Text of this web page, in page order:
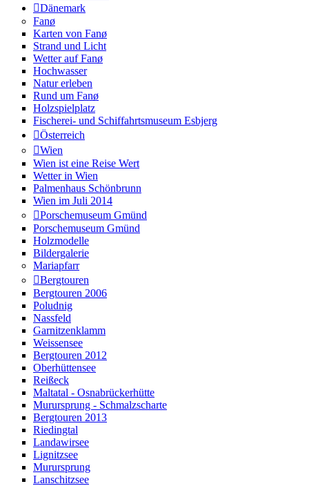
Dänemark
Fanø
Karten von Fanø
Strand und Licht
Wetter auf Fanø
Hochwasser
Natur erleben
Rund um Fanø
Holzspielplatz
Fischerei- und Schiffahrtsmuseum Esbjerg
Österreich
Wien
Wien ist eine Reise Wert
Wetter in Wien
Palmenhaus Schönbrunn
Wien im Juli 2014
Porschemuseum Gmünd
Porschemuseum Gmünd
Holzmodelle
Bildergalerie
Mariapfarr
Bergtouren
Bergtouren 2006
Poludnig
Nassfeld
Garnitzenklamm
Weissensee
Bergtouren 2012
Oberhüttensee
Reißeck
Maltatal - Osnabrückerhütte
Murursprung - Schmalzscharte
Bergtouren 2013
Riedingtal
Landawirsee
Lignitzsee
Murursprung
Lanschitzsee